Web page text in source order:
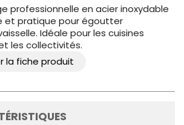
professionnelle en acier inoxydable
et pratique pour égoutter
Idéale pour les cuisines
les collectivités.
la fiche produit